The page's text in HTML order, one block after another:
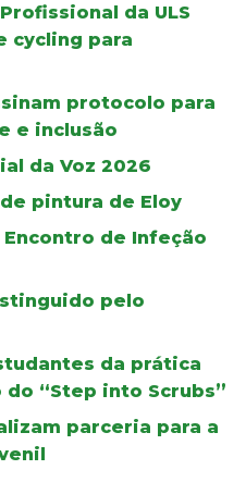
da ULS
cycling para
protocolo para
e inclusão
da Voz 2026
pintura de Eloy
Encontro de Infeção
pelo
da prática
do “Step into Scrubs”
parceria para a